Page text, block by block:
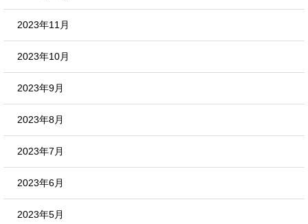
2023年11月
2023年10月
2023年9月
2023年8月
2023年7月
2023年6月
2023年5月